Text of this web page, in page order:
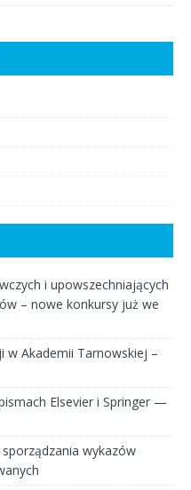
i upowszechniających
– nowe konkursy już we
w Akademii Tarnowskiej –
Elsevier i Springer —
wykazów